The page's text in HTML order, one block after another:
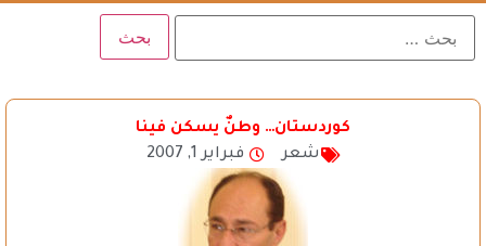
كوردستان… وطنٌ يسكن فينا
شعر
فبراير 1, 2007